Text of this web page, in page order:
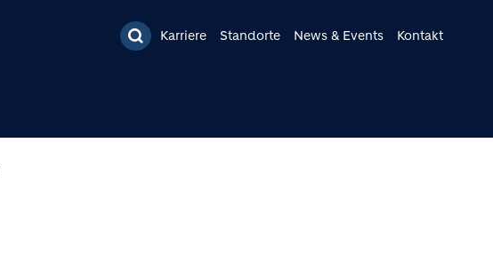
Karriere Standorte News & Events Kontakt